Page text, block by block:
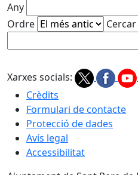
Any
Ordre
Cercar
Xarxes socials:
Crèdits
Formulari de contacte
Protecció de dades
Avís legal
Accessibilitat